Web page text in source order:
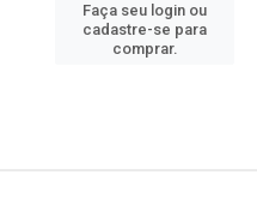
Faça seu login ou
cadastre-se para
comprar.